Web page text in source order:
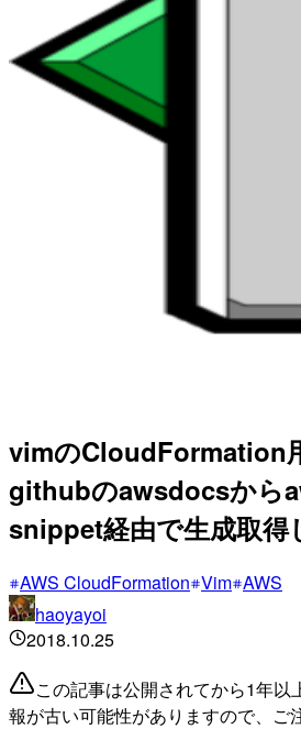
vimのCloudFormation
githubのawsdocsから
snippet経由で生成取得
AWS CloudFormation Vim AWS
haoyayoi
2018.10.25
この記事は公開されてから1年以
報が古い可能性がありますので、ご